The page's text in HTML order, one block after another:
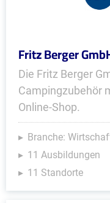
Fritz Berger
Die Fritz Berger
Campingzubehör
Online-Shop.
Branche:
11 Ausbildungen
11 Standorte